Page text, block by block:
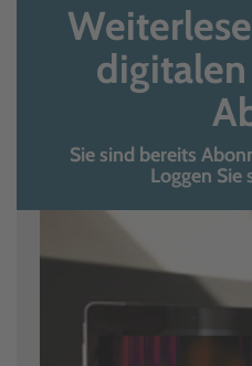
Sie sind bereits
Loggen Sie